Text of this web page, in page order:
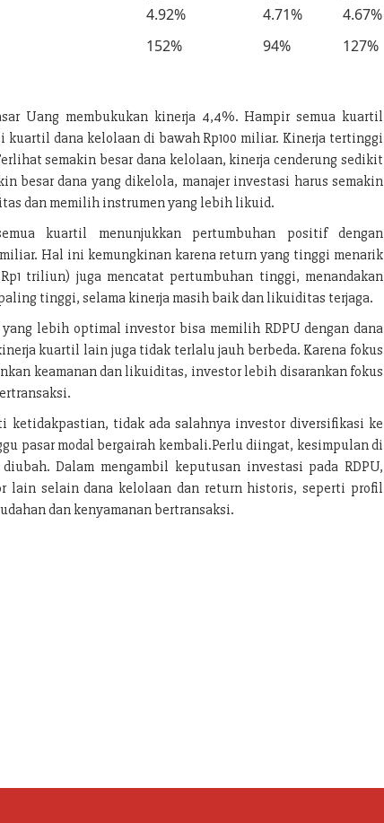
4.92% 4.71%
4.67%
152% 94% 127%
Uang membukukan kinerja 4,4%. Hampir semua kuartil
dana kelolaan di bawah Rp100 miliar. Kinerja tertinggi
semakin besar dana kelolaan, kinerja cenderung sedikit
besar dana yang dikelola, manajer investasi harus semakin
dan memilih instrumen yang lebih likuid.
kuartil menunjukkan pertumbuhan positif dengan
Hal ini kemungkinan karena return yang tinggi menarik
triliun) juga mencatat pertumbuhan tinggi, menandakan
tinggi, selama kinerja masih baik dan likuiditas terjaga.
lebih optimal investor bisa memilih RDPU dengan dana
kuartil lain juga tidak terlalu jauh berbeda. Karena fokus
keamanan dan likuiditas, investor lebih disarankan fokus
ketidakpastian, tidak ada salahnya investor diversifikasi ke
pasar modal bergairah kembali.Perlu diingat, kesimpulan di
Dalam mengambil keputusan investasi pada RDPU,
lain selain dana kelolaan dan return historis, seperti profil
dan kenyamanan bertransaksi.